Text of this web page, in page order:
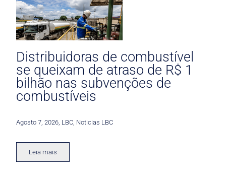
Distribuidoras de combustível
se queixam de atraso de R$ 1
bilhão nas subvenções de
combustíveis
Agosto 7, 2026 LBC Noticias LBC
Leia mais